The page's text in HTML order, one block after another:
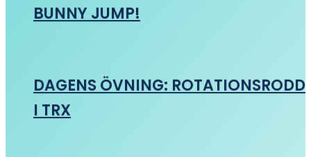
BUNNY JUMP!
DAGENS ÖVNING: ROTATIONSRODD
I TRX